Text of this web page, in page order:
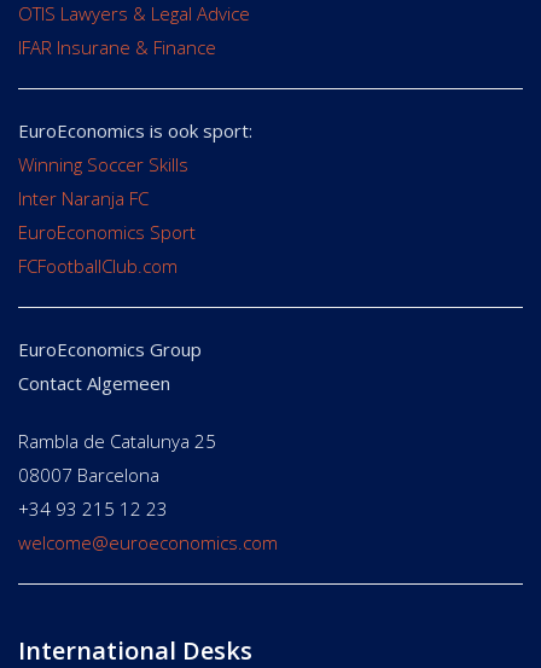
OTIS Lawyers & Legal Advice
IFAR Insurane & Finance
EuroEconomics is ook sport:
Winning Soccer Skills
Inter Naranja FC
EuroEconomics Sport
FCFootballClub.com
EuroEconomics Group
Contact Algemeen
Rambla de Catalunya 25
08007 Barcelona
+34 93 215 12 23
welcome@euroeconomics.com
International Desks